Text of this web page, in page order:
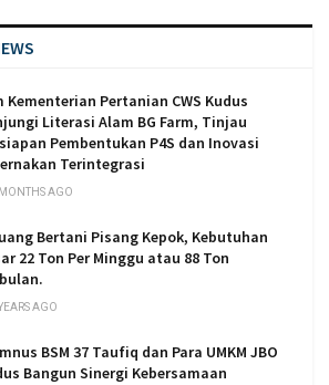
Kementerian Pertanian CWS Kudus
Literasi Alam BG Farm, Tinjau
Pembentukan P4S dan Inovasi
Terintegrasi
AGO
Bertani Pisang Kepok, Kebutuhan
22 Ton Per Minggu atau 88 Ton
AGO
BSM 37 Taufiq dan Para UMKM JBO
Bangun Sinergi Kebersamaan